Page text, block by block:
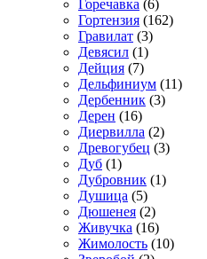
Горечавка (6)
Гортензия (162)
Гравилат (3)
Девясил (1)
Дейция (7)
Дельфиниум (11)
Дербенник (3)
Дерен (16)
Диервилла (2)
Древогубец (3)
Дуб (1)
Дубровник (1)
Душица (5)
Дюшенея (2)
Живучка (16)
Жимолость (10)